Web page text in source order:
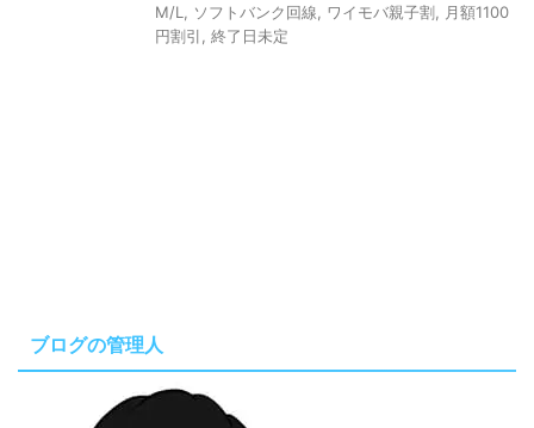
M/L
ソフトバンク回線 ワイモバ親子割
月額1100
円割引
終了日未定
ブログの管理人